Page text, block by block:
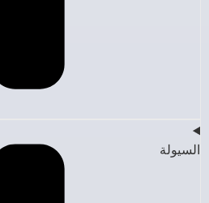
السيولة